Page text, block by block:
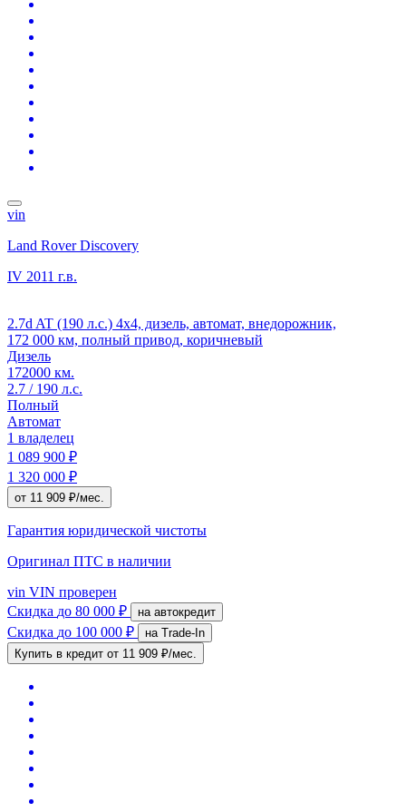
vin
Land Rover Discovery
IV 2011 г.в.
2.7d AT (190 л.с.) 4x4, дизель, автомат, внедорожник,
172 000 км, полный привод, коричневый
Дизель
172000 км.
2.7 / 190 л.с.
Полный
Автомат
1 владелец
1 089 900 ₽
1 320 000 ₽
от 11 909 ₽/мес.
Гарантия юридической чистоты
Оригинал ПТС в наличии
vin VIN проверен
Скидка до 80 000 ₽ на автокредит
Скидка до 100 000 ₽
на Trade-In
Купить в кредит от 11 909 ₽/мес.